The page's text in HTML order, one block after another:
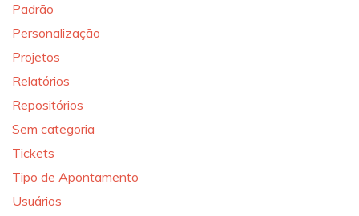
Padrão
Personalização
Projetos
Relatórios
Repositórios
Sem categoria
Tickets
Tipo de Apontamento
Usuários